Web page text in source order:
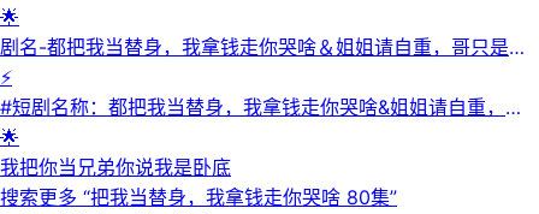
替身（80集）胡耀＆千文
🌟
剧名-都把我当替身，我拿钱走你哭啥＆姐姐请自重，哥只是替
身（80集）胡耀＆千文
⚡
#短剧名称：都把我当替身，我拿钱走你哭啥&姐姐请自重，哥
只是替身（80集）胡耀&千文
🌟
我把你当兄弟你说我是卧底
搜索更多 “把我当替身，我拿钱走你哭啥 80集”